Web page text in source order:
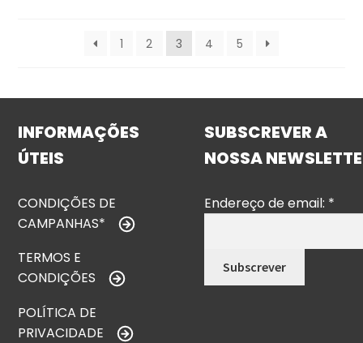
1 2 3 4 5
INFORMAÇÕES
ÚTEIS
CONDIÇÕES DE
CAMPANHAS*
TERMOS E
CONDIÇÕES
POLÍTICA DE
PRIVACIDADE
SUBSCREVER A
NOSSA
Endereço de email: *